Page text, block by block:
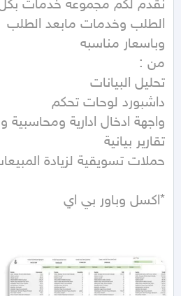
*اكسل وباور بي اي